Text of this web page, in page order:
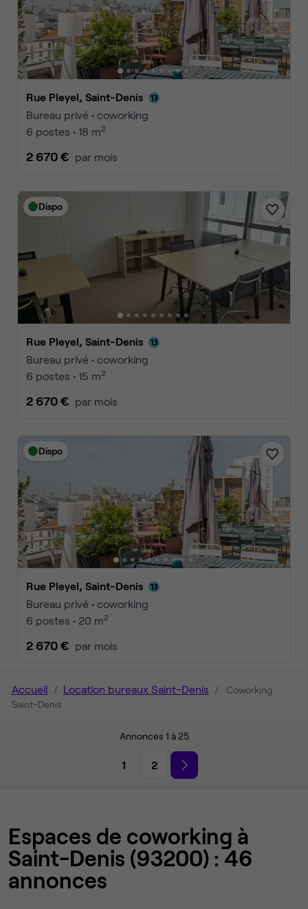
Rue Pleyel, Saint-Denis
Bureau privé • coworking
6 postes • 18 m2
2 670 € par mois
Dispo
Rue Pleyel, Saint-Denis
Bureau privé • coworking
6 postes • 15 m2
2 670 € par mois
Dispo
Rue Pleyel, Saint-Denis
Bureau privé • coworking
6 postes • 20 m2
2 670 € par mois
Accueil Location bureaux Saint-Denis
Coworking
Saint-Denis
Annonces 1 à 25
1 2
Espaces de coworking à
Saint-Denis (93200) : 46
annonces